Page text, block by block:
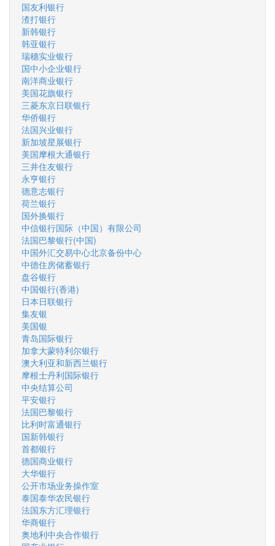
国友利银行
渣打银行
新韩银行
韩亚银行
瑞穗实业银行
国中小企业银行
南洋商业银行
美国花旗银行
三菱东京日联银行
华侨银行
法国兴业银行
新加坡星展银行
美国摩根大通银行
三井住友银行
永亨银行
德意志银行
荷兰银行
国外换银行
中信银行国际（中国）有限公司
法国巴黎银行(中国)
中国外汇交易中心北京备份中心
中德住房储蓄银行
盘谷银行
中国银行(香港)
日本日联银行
集友银
美国银
青岛国际银行
加拿大蒙特利尔银行
澳大利亚和新西兰银行
摩根士丹利国际银行
中央结算公司
平安银行
法国巴黎银行
比利时富通银行
国新韩银行
首都银行
德国商业银行
大华银行
公开市场业务操作室
泰国泰华农民银行
法国东方汇理银行
华商银行
奥地利中央合作银行